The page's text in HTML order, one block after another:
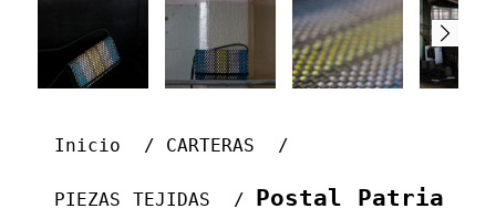
Inicio CARTERAS
PIEZAS TEJIDAS Postal Patria